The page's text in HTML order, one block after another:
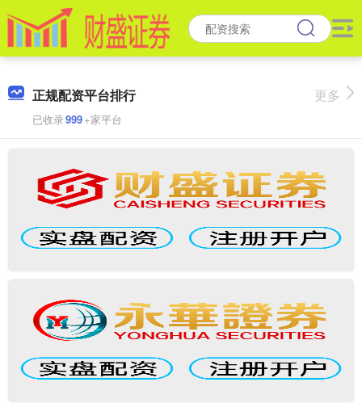
正规配资平台排行
已收录999+家平台
更多